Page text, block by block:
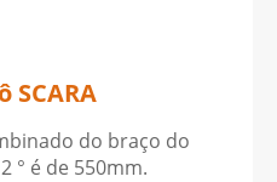
SCARA
do braço do
° é de 550mm.